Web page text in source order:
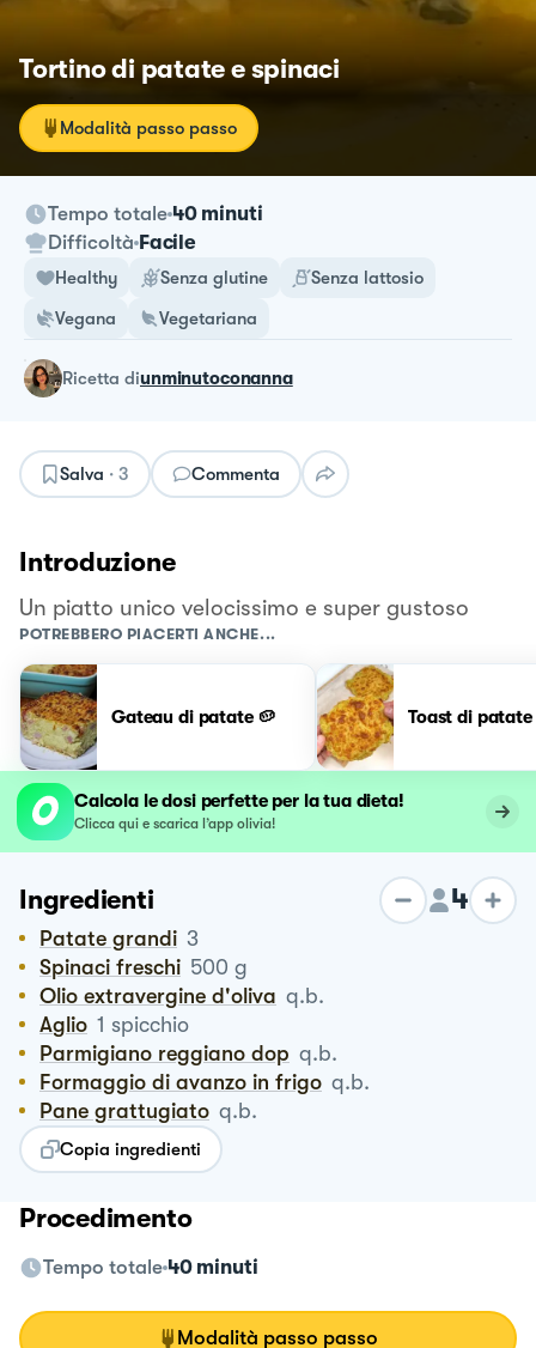
Tortino di patate e spinaci
Modalità passo passo
Tempo totale 40 minuti
Difficoltà Facile
Healthy Senza glutine
Senza lattosio
Vegana
Vegetariana
ricetta diunminutoconanna
Salva · 3 Commenta
Introduzione
Un piatto unico velocissimo e super gustoso
POTREBBERO PIACERTI ANCHE...
Gateau di patate 🥔 Toast di patate
Calcola le dosi perfette per la tua dieta!
Clicca qui e scarica l’app olivia!
Ingredienti 4
Patate grandi 3
Spinaci freschi 500 g
Olio extravergine d'oliva q.b.
Aglio 1 spicchio
Parmigiano reggiano dop q.b.
Formaggio di avanzo in frigo q.b.
Pane grattugiato q.b.
Copia ingredienti
Procedimento
Tempo totale 40 minuti
Modalità passo passo